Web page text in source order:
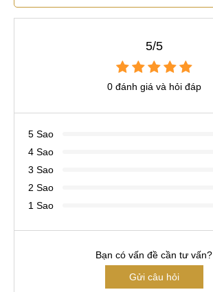
5/5
0 đánh giá và hỏi đáp
5 Sao
4 Sao
3 Sao
2 Sao
1 Sao
Bạn có vấn đề cần tư vấn?
Gửi câu hỏi